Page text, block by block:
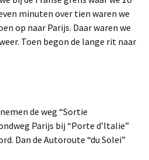
minuten over tien waren we
op naar Parijs. Daar waren we
Toen begon de lange rit naar
de weg “Sortie
Parijs bij “Porte d’Italie”
Dan de Autoroute “du Solei”